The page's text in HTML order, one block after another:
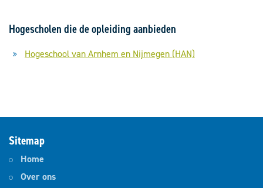
Hogescholen die de opleiding aanbieden
Hogeschool van Arnhem en Nijmegen (HAN)
Sitemap
Home
Over ons